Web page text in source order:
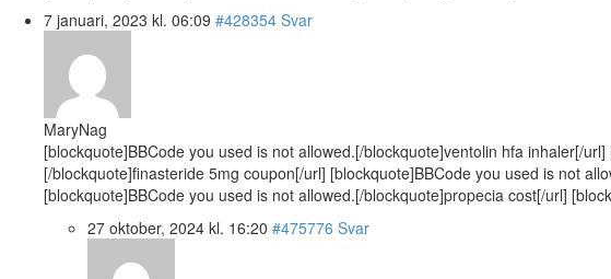
7 januari, 2023 kl. 06:09 #428354 Svar
MaryNag
[blockquote]BBCode you used is not allowed.[/blockquote]ventolin hfa inhaler[/
[/blockquote]finasteride 5mg coupon[/url] [blockquote]BBCode you used is not
[blockquote]BBCode you used is not allowed.[/blockquote]propecia cost[/url]
27 oktober, 2024 kl. 16:20 #475776 Svar